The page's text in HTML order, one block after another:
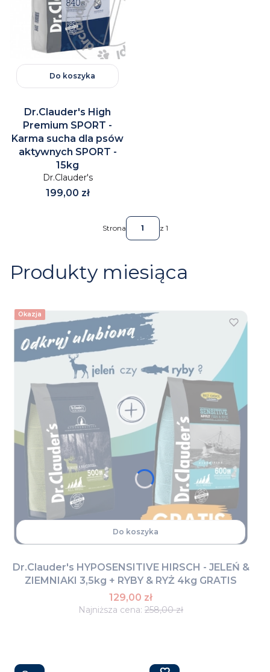
Do koszyka
Dr.Clauder's High
Premium SPORT -
Karma sucha dla psów
aktywnych SPORT -
15kg
Dr.Clauder's
Cena
199,00 zł
Strona z 1
Produkty miesiąca
Okazja
Do koszyka
Dr.Clauder's HYPOSENSITIVE HIRSCH - JELEŃ &
ZIEMNIAKI 3,5kg + RYBY & RYŻ 4kg GRATIS
129,00 zł
Najniższa cena: 258,00 zł